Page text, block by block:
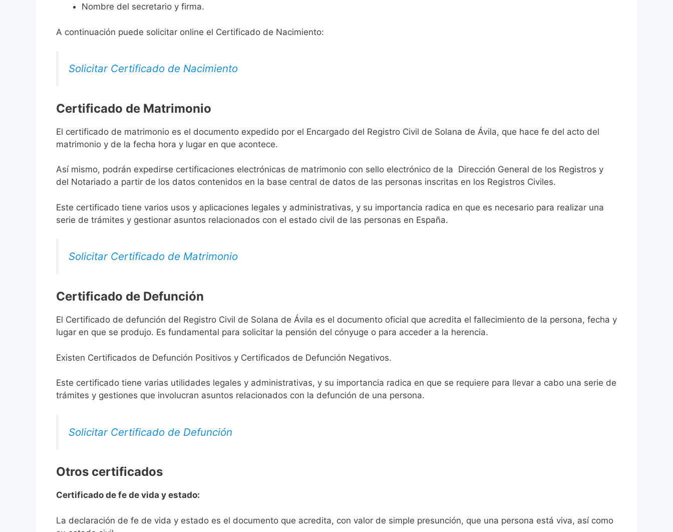
Nombre del secretario y firma.
A continuación puede solicitar online el Certificado de Nacimiento:
Solicitar Certificado de Nacimiento
Certificado de Matrimonio
El certificado de matrimonio es el documento expedido por el Encargado del Registro Civil de Solana de Ávila, que hace fe del acto del
matrimonio y de la fecha hora y lugar en que acontece.
Así mismo, podrán expedirse certificaciones electrónicas de matrimonio con sello electrónico de la Dirección General de los Registros y
del Notariado a partir de los datos contenidos en la base central de datos de las personas inscritas en los Registros Civiles.
Este certificado tiene varios usos y aplicaciones legales y administrativas, y su importancia radica en que es necesario para realizar una
serie de trámites y gestionar asuntos relacionados con el estado civil de las personas en España.
Solicitar Certificado de Matrimonio
Certificado de Defunción
El Certificado de defunción del Registro Civil de Solana de Ávila es el documento oficial que acredita el fallecimiento de la persona, fecha y
lugar en que se produjo. Es fundamental para solicitar la pensión del cónyuge o para acceder a la herencia.
Existen Certificados de Defunción Positivos y Certificados de Defunción Negativos.
Este certificado tiene varias utilidades legales y administrativas, y su importancia radica en que se requiere para llevar a cabo una serie de
trámites y gestiones que involucran asuntos relacionados con la defunción de una persona.
Solicitar Certificado de Defunción
Otros certificados
Certificado de fe de vida y estado:
La declaración de fe de vida y estado es el documento que acredita, con valor de simple presunción, que una persona está viva, así como